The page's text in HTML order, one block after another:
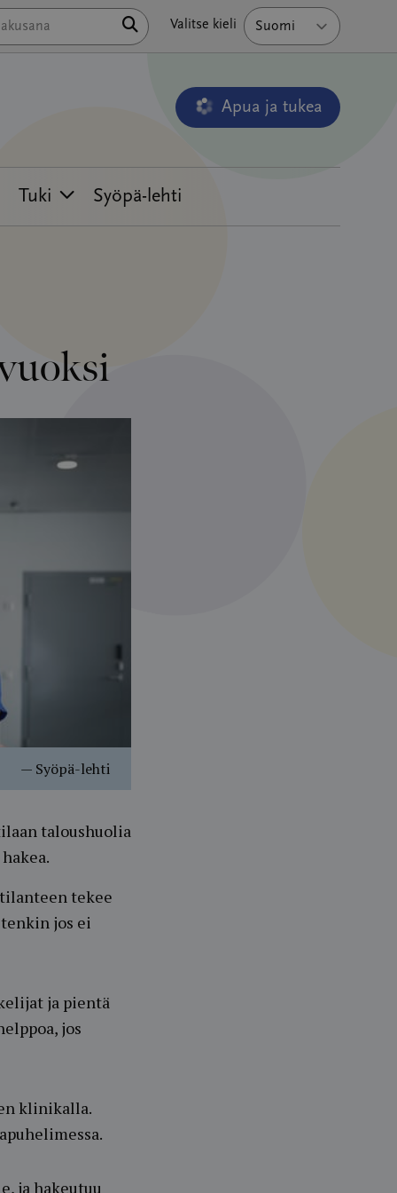
Hae Valitse kieli
Apua ja tukea
Avautuu uudessa
Tuki Syöpä-lehti
— Syöpä-lehti
taloushuolia
tekee
jos ei
ja pientä
jos
klinikalla.
ja hakeutuu